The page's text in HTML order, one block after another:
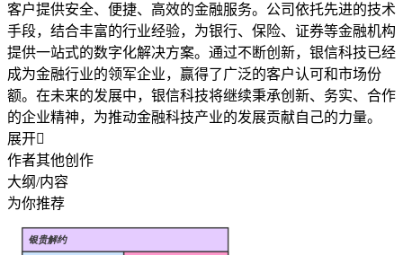
客户提供安全、便捷、高效的金融服务。公司依托先进的技术
手段，结合丰富的行业经验，为银行、保险、证券等金融机构
提供一站式的数字化解决方案。通过不断创新，银信科技已经
成为金融行业的领军企业，赢得了广泛的客户认可和市场份
额。在未来的发展中，银信科技将继续秉承创新、务实、合作
的企业精神，为推动金融科技产业的发展贡献自己的力量。
展开
作者其他创作
大纲/内容
为你推荐